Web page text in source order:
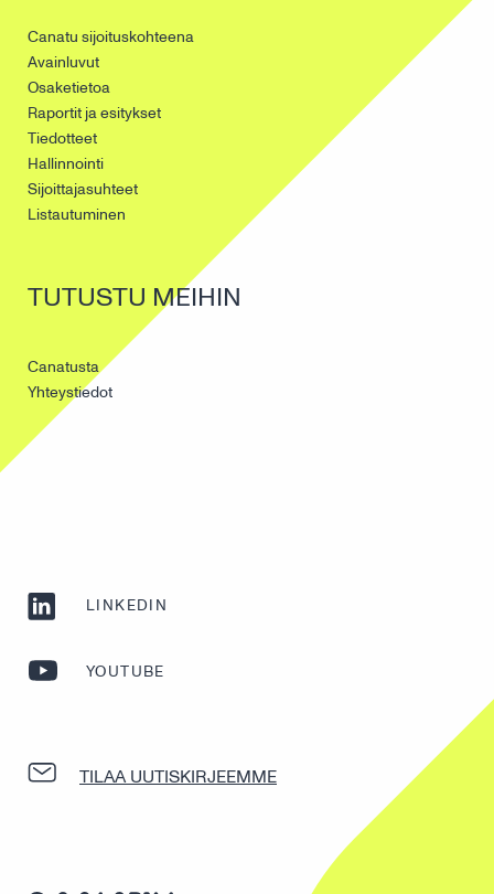
Canatu sijoituskohteena
Avainluvut
Osaketietoa
Raportit ja esitykset
Tiedotteet
Hallinnointi
Sijoittajasuhteet
Listautuminen
TUTUSTU MEIHIN
Canatusta
Yhteystiedot
LINKEDIN
YOUTUBE
TILAA UUTISKIRJEEMME